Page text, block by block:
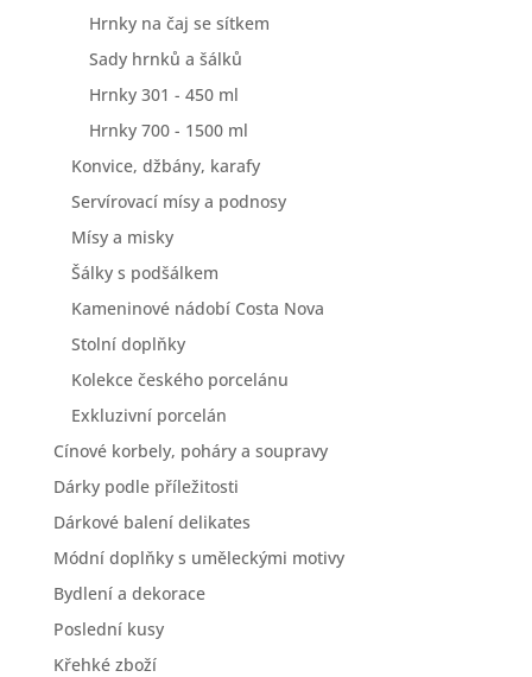
Hrnky na čaj se sítkem
Sady hrnků a šálků
Hrnky 301 - 450 ml
Hrnky 700 - 1500 ml
Konvice, džbány, karafy
Servírovací mísy a podnosy
Mísy a misky
Šálky s podšálkem
Kameninové nádobí Costa Nova
Stolní doplňky
Kolekce českého porcelánu
Exkluzivní porcelán
Cínové korbely, poháry a soupravy
Dárky podle příležitosti
Dárkové balení delikates
Módní doplňky s uměleckými motivy
Bydlení a dekorace
Poslední kusy
Křehké zboží